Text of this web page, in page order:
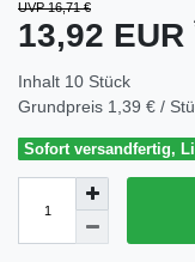
UVP 16,71 €
13,92 EUR
Inhalt 10 Stück
Grundpreis 1,39 € /
Sofort versandfertig,